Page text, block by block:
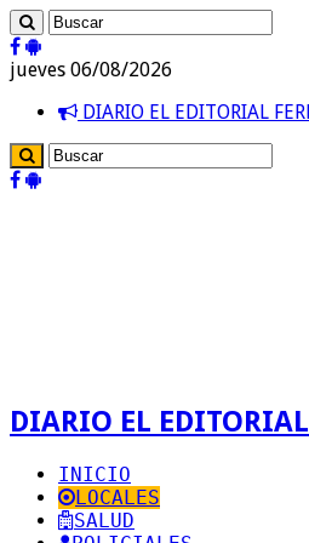
jueves 06/08/2026
DIARIO EL EDITORIAL
DIARIO EL
INICIO
LOCALES
SALUD